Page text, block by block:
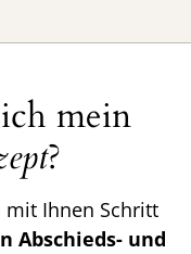
mein
?
mit Ihnen Schritt
Abschieds- und